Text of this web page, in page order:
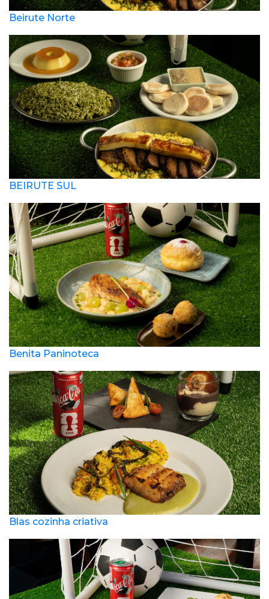
Beirute Norte
BEIRUTE SUL
Benita Paninoteca
Blas cozinha criativa